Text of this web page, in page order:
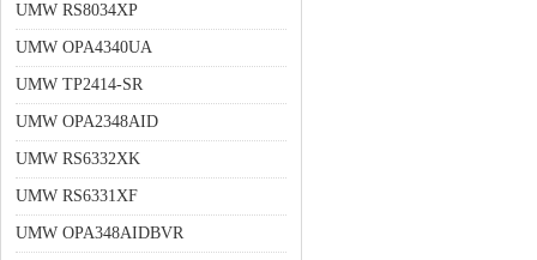
UMW RS8034XP
UMW OPA4340UA
UMW TP2414-SR
UMW OPA2348AID
UMW RS6332XK
UMW RS6331XF
UMW OPA348AIDBVR